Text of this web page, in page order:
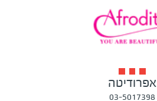
אפרודיטה
03-5017398